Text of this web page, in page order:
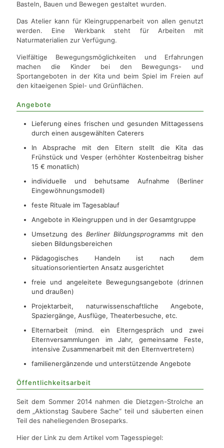
Basteln, Bauen und Bewegen gestaltet wurden.
Das Atelier kann für Kleingruppenarbeit von allen genutzt
werden. Eine Werkbank steht für Arbeiten mit
Naturmaterialien zur Verfügung.
Vielfältige Bewegungsmöglichkeiten und Erfahrungen
machen die Kinder bei den Bewegungs- und
Sportangeboten in der Kita und beim Spiel im Freien auf
den kitaeigenen Spiel- und Grünflächen.
Angebote
Lieferung eines frischen und gesunden Mittagessens
durch einen ausgewählten Caterers
In Absprache mit den Eltern stellt die Kita das
Frühstück und Vesper (erhöhter Kostenbeitrag bisher
15 € monatlich)
individuelle und behutsame Aufnahme (Berliner
Eingewöhnungsmodell)
feste Rituale im Tagesablauf
Angebote in Kleingruppen und in der Gesamtgruppe
Umsetzung desBerliner Bildungsprogramms mit den
sieben Bildungsbereichen
Pädagogisches Handeln ist nach dem
situationsorientierten Ansatz ausgerichtet
freie und angeleitete Bewegungsangebote (drinnen
und draußen)
Projektarbeit, naturwissenschaftliche Angebote,
Spaziergänge, Ausflüge, Theaterbesuche, etc.
Elternarbeit (mind. ein Elterngespräch und zwei
Elternversammlungen im Jahr, gemeinsame Feste,
intensive Zusammenarbeit mit den Elternvertretern)
familienergänzende und unterstützende Angebote
Öffentlichkeitsarbeit
Seit dem Sommer 2014 nahmen die Dietzgen-Strolche an
dem „Aktionstag Saubere Sache“ teil und säuberten einen
Teil des naheliegenden Broseparks.
Hier der Link zu dem Artikel vom Tagesspiegel: